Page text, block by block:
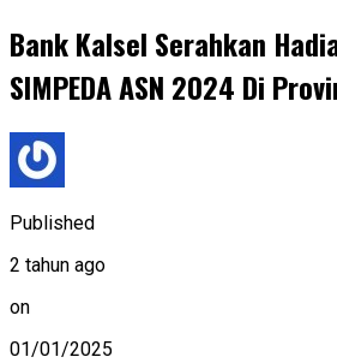
Bank Kalsel Serahkan
SIMPEDA ASN 2024 Di
Published
2 tahun ago
on
01/01/2025